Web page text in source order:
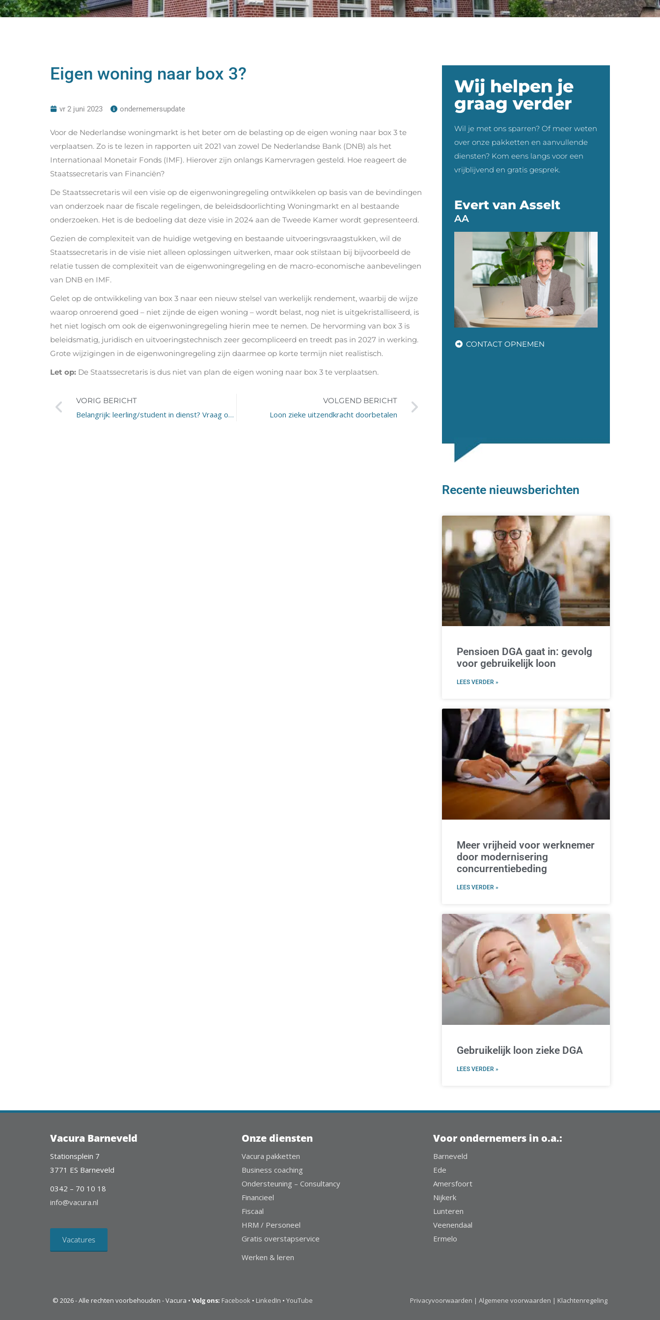
Eigen woning naar box 3?
vr 2 juni 2023 ondernemersupdate
Voor de Nederlandse woningmarkt is het beter om de belasting op de eigen woning naar box 3 te
verplaatsen. Zo is te lezen in rapporten uit 2021 van zowel De Nederlandse Bank (DNB) als het
Internationaal Monetair Fonds (IMF). Hierover zijn onlangs Kamervragen gesteld. Hoe reageert de
Staatssecretaris van Financiën?
De Staatssecretaris wil een visie op de eigenwoningregeling ontwikkelen op basis van de bevindingen
van onderzoek naar de fiscale regelingen, de beleidsdoorlichting Woningmarkt en al bestaande
onderzoeken. Het is de bedoeling dat deze visie in 2024 aan de Tweede Kamer wordt gepresenteerd.
Gezien de complexiteit van de huidige wetgeving en bestaande uitvoeringsvraagstukken, wil de
Staatssecretaris in de visie niet alleen oplossingen uitwerken, maar ook stilstaan bij bijvoorbeeld de
relatie tussen de complexiteit van de eigenwoningregeling en de macro-economische aanbevelingen
van DNB en IMF.
Gelet op de ontwikkeling van box 3 naar een nieuw stelsel van werkelijk rendement, waarbij de wijze
waarop onroerend goed – niet zijnde de eigen woning – wordt belast, nog niet is uitgekristalliseerd, is
het niet logisch om ook de eigenwoningregeling hierin mee te nemen. De hervorming van box 3 is
beleidsmatig, juridisch en uitvoeringstechnisch zeer gecompliceerd en treedt pas in 2027 in werking.
Grote wijzigingen in de eigenwoningregeling zijn daarmee op korte termijn niet realistisch.
Let op: De Staatssecretaris is dus niet van plan de eigen woning naar box 3 te verplaatsen.
VORIG BERICHT
Belangrijk: leerling/student in dienst? Vraag op tijd subsidie aan!
VOLGEND BERICHT
Loon zieke uitzendkracht doorbetalen
Wij helpen je
graag verder
Wil je met ons sparren? Of meer weten
over onze pakketten en aanvullende
diensten? Kom eens langs voor een
vrijblijvend en gratis gesprek.
Evert van Asselt
AA
CONTACT OPNEMEN
Recente nieuwsberichten
Pensioen DGA gaat in: gevolg
voor gebruikelijk loon
LEES VERDER »
Meer vrijheid voor werknemer
door modernisering
concurrentiebeding
LEES VERDER »
Gebruikelijk loon zieke DGA
LEES VERDER »
Vacura Barneveld
Stationsplein 7
3771 ES Barneveld
0342 – 70 10 18
info@vacura.nl
Vacatures
Onze diensten
Vacura pakketten
Business coaching
Ondersteuning – Consultancy
Financieel
Fiscaal
HRM / Personeel
Gratis overstapservice
Werken & leren
Voor ondernemers in o.a.:
Barneveld
Ede
Amersfoort
Nijkerk
Lunteren
Veenendaal
Ermelo
© 2026 - Alle rechten voorbehouden - Vacura • Volg ons: Facebook • LinkedIn • YouTube Privacyvoorwaarden | Algemene voorwaarden | Klachtenregeling